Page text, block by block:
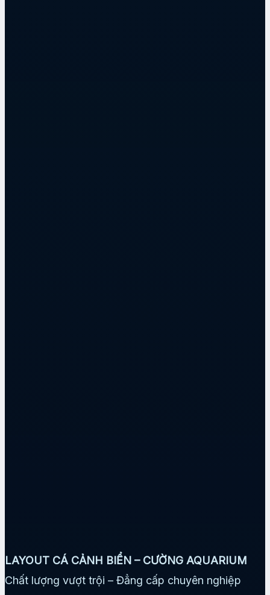
LAYOUT CÁ CẢNH BIỂN – CƯỜNG AQUARIUM
Chất lượng vượt trội – Đẳng cấp chuyên nghiệp